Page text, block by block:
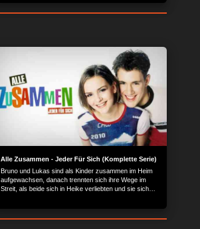
Alle Zusammen - Jeder Für Sich (Komplette Serie)
Bruno und Lukas sind als Kinder zusammen im Heim
aufgewachsen, danach trennten sich ihre Wege im
Streit, als beide sich in Heike verliebten und sie sich